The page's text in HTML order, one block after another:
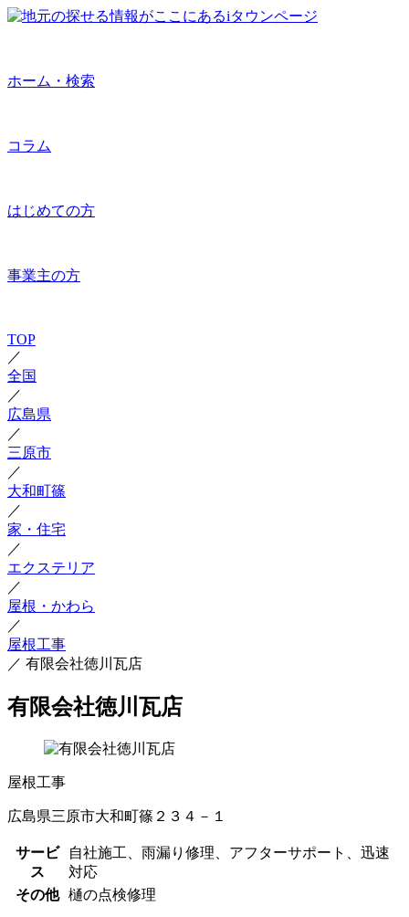
ホーム・検索
コラム
はじめての方
事業主の方
TOP
／
全国
／
広島県
／
三原市
／
大和町篠
／
家・住宅
／
エクステリア
／
屋根・かわら
／
屋根工事
／ 有限会社徳川瓦店
有限会社徳川瓦店
屋根工事
広島県三原市大和町篠２３４－１
サービ
ス
自社施工、雨漏り修理、アフターサポート、迅速
対応
その他 樋の点検修理